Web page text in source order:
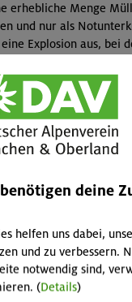
erhebliche Menge
und nur als
Explosion aus, bei
instand
Ressourcen.
nutzt den Winterraum
bedanken. Euer
und
appellieren wir
mit Respekt.
und Spenden
beim Erhalt der Wege
kann dies mit einer
deine
helfen uns dabei,
und zu verbessern.
notwendig sind,
(Details)